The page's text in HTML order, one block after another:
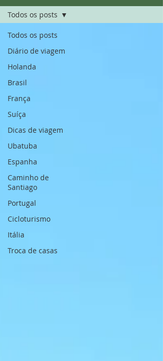
Todos os posts
Diário de viagem
Holanda
Brasil
França
Suíça
Dicas de viagem
Ubatuba
Espanha
Caminho de
Santiago
Portugal
Cicloturismo
Itália
Troca de casas
Todos os posts